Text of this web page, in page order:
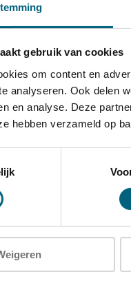
gebruik van cookies
om content en
analyseren. Ook delen
en analyse. Deze
hebben verzameld op
(HxBxD)
(HxBxD)
en 2 ankergaten in de